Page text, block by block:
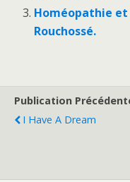
Homéopathie
Rouchossé.
Publication
I Have A Dream